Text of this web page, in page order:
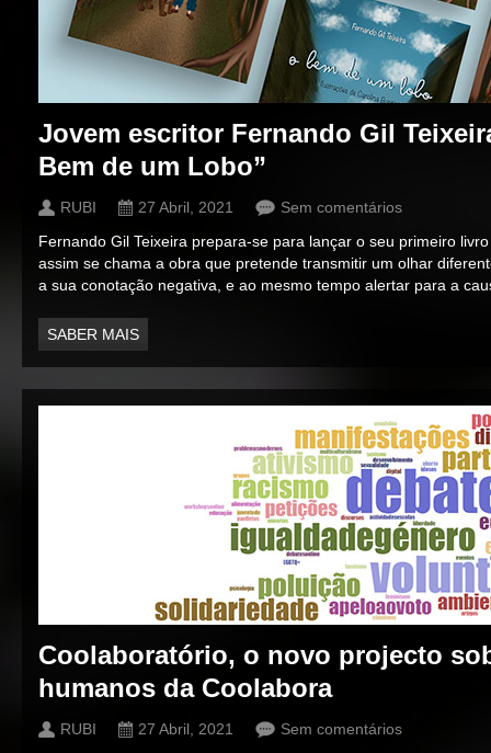
Jovem escritor Fernando Gil
Bem de um Lobo”
RUBI 27 Abril, 2021
Sem comentários
Fernando Gil Teixeira prepara-se para lançar o seu primeiro
assim se chama a obra que pretende transmitir um olhar
a sua conotação negativa, e ao mesmo tempo alertar para a
SABER MAIS
Coolaboratório, o novo projecto
humanos da Coolabora
RUBI 27 Abril, 2021
Sem comentários